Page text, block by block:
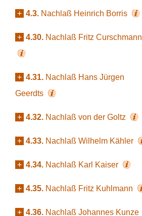
+ 4.3. Nachlaß Heinrich Borris
+ 4.30. Nachlaß Fritz Curschmann
+ 4.31. Nachlaß Hans Jürgen
Geerdts
+ 4.32. Nachlaß von der Goltz
+ 4.33. Nachlaß Wilhelm Kähler
+ 4.34. Nachlaß Karl Kaiser
+ 4.35. Nachlaß Fritz Kuhlmann
+ 4.36. Nachlaß Johannes Kunze